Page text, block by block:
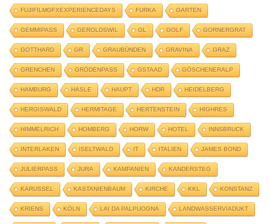
FUJIFILMGFXEXPERIENCEDAYS FURKA GARTEN
GEMMIPASS GEROLDSWIL GL GOLF GORNERGRAT
GOTTHARD GR GRAUBÜNDEN GRAVINA GRAZ
GRENCHEN GRÖDENPASS GSTAAD GÖSCHENERALP
HAMBURG HASLE HAUPT HDR HEIDELBERG
HERGISWALD HERMITAGE HERTENSTEIN HIGHRES
HIMMELRICH HOMBERG HORW HOTEL INNSBRUCK
INTERLAKEN ISELTWALD IT ITALIEN JAMES BOND
JULIERPASS JURA KAMPANIEN KANDERSTEG
KARUSSEL KASTANIENBAUM KIRCHE KKL KONSTANZ
KRIENS KÖLN LAI DA PALPUOGNA LANDWASSERVIADUKT